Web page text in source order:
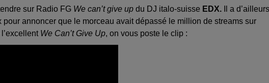
sur Radio FG We can’t give up du DJ italo-suisse EDX. Il a d’ailleurs
annoncer que le morceau avait dépassé le million de streams sur
We Can’t Give Up, on vous poste le clip :